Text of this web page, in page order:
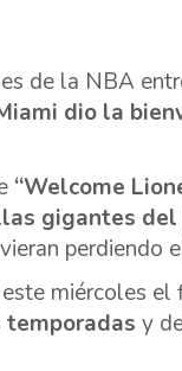
de la NBA
dio la
“Welcome
gigantes del
perdiendo
miércoles el
temporadas y